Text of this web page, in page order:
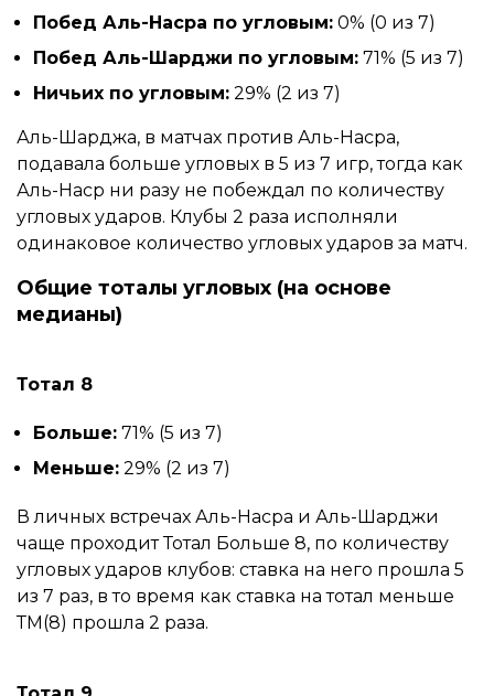
Побед Аль-Насра по угловым: 0% (0 из 7)
Побед Аль-Шарджи по угловым: 71% (5 из 7)
Ничьих по угловым: 29% (2 из 7)
Аль-Шарджа, в матчах против Аль-Насра,
подавала больше угловых в 5 из 7 игр, тогда как
Аль-Наср ни разу не побеждал по количеству
угловых ударов. Клубы 2 раза исполняли
одинаковое количество угловых ударов за матч.
Общие тоталы угловых (на основе
медианы)
Тотал 8
Больше: 71% (5 из 7)
Меньше: 29% (2 из 7)
В личных встречах Аль-Насра и Аль-Шарджи
чаще проходит Тотал Больше 8, по количеству
угловых ударов клубов: ставка на него прошла 5
из 7 раз, в то время как ставка на тотал меньше
ТМ(8) прошла 2 раза.